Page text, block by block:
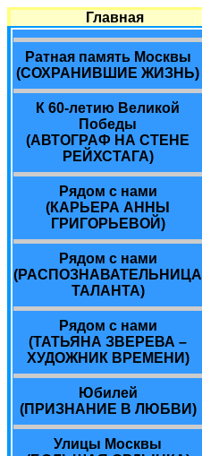
Главная
Ратная память Москвы
(СОХРАНИВШИЕ ЖИЗНЬ)
К 60-летию Великой
Победы
(АВТОГРАФ НА СТЕНЕ
РЕЙХСТАГА)
Рядом с нами
(КАРЬЕРА АННЫ
ГРИГОРЬЕВОЙ)
Рядом с нами
(РАСПОЗНАВАТЕЛЬНИЦА
ТАЛАНТА)
Рядом с нами
(ТАТЬЯНА ЗВЕРЕВА –
ХУДОЖНИК ВРЕМЕНИ)
Юбилей
(ПРИЗНАНИЕ В ЛЮБВИ)
Улицы Москвы